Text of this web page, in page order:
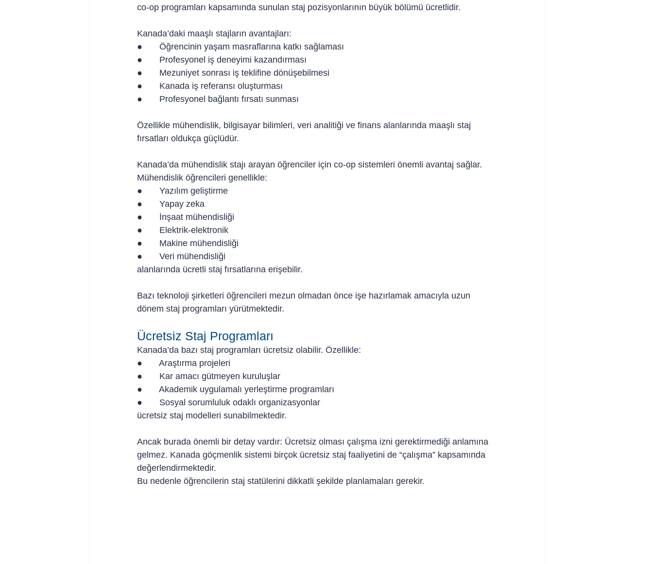
co-op programları kapsamında sunulan staj pozisyonlarının büyük bölümü ücretlidir.
Kanada’daki maaşlı stajların avantajları:
●       Öğrencinin yaşam masraflarına katkı sağlaması
●       Profesyonel iş deneyimi kazandırması
●       Mezuniyet sonrası iş teklifine dönüşebilmesi
●       Kanada iş referansı oluşturması
●       Profesyonel bağlantı fırsatı sunması
Özellikle mühendislik, bilgisayar bilimleri, veri analitiği ve finans alanlarında maaşlı staj
fırsatları oldukça güçlüdür.
Kanada’da mühendislik stajı arayan öğrenciler için co-op sistemleri önemli avantaj sağlar.
Mühendislik öğrencileri genellikle:
●       Yazılım geliştirme
●       Yapay zeka
●       İnşaat mühendisliği
●       Elektrik-elektronik
●       Makine mühendisliği
●       Veri mühendisliği
alanlarında ücretli staj fırsatlarına erişebilir.
Bazı teknoloji şirketleri öğrencileri mezun olmadan önce işe hazırlamak amacıyla uzun
dönem staj programları yürütmektedir.
Ücretsiz Staj Programları
Kanada’da bazı staj programları ücretsiz olabilir. Özellikle:
●       Araştırma projeleri
●       Kar amacı gütmeyen kuruluşlar
●       Akademik uygulamalı yerleştirme programları
●       Sosyal sorumluluk odaklı organizasyonlar
ücretsiz staj modelleri sunabilmektedir.
Ancak burada önemli bir detay vardır: Ücretsiz olması çalışma izni gerektirmediği anlamına
gelmez. Kanada göçmenlik sistemi birçok ücretsiz staj faaliyetini de “çalışma” kapsamında
değerlendirmektedir.
Bu nedenle öğrencilerin staj statülerini dikkatli şekilde planlamaları gerekir.